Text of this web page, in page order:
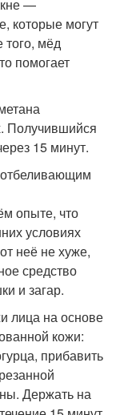
—
которые могут
того, мёд
помогает
Получившийся
15 минут.
опыте, что
условиях
неё не хуже,
средство
и загар.
лица на основе
кожи:
прибавить
Держать на